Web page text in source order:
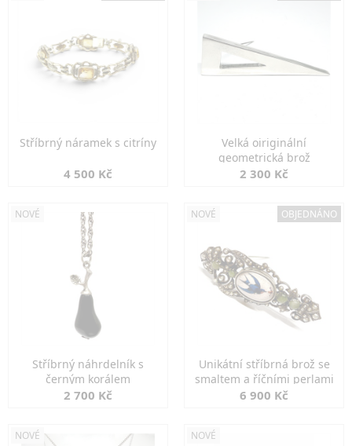
Stříbrný náramek s citríny
4 500 Kč
Velká oiriginální
geometrická brož
2 300 Kč
NOVÉ
Stříbrný náhrdelník s
černým korálem
2 700 Kč
NOVÉ OBJEDNÁNO
Unikátní stříbrná brož se
smaltem a říčními perlami
6 900 Kč
NOVÉ NOVÉ